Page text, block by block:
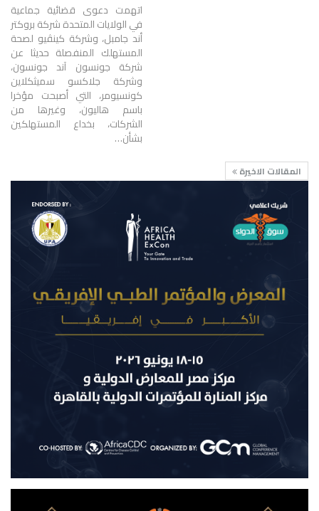
اتهمت دعوى قضائية جماعية
في الولايات المتحدة شركة بروكتر
أند جامبل، وشركة كينڤيو لصحة
المستهلك المنفصلة حديثا عن
شركة جونسون آند جونسون،
وشركة جلاكسو سميثكلاين
كونسيومر، التي أصبحت مؤخرا
باسم هاليون، وغيرها من
الشركات، بخداع المستهلكين
بشأن…
المقالات الاخيرة